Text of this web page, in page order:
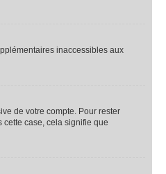
inaccessibles aux
de votre compte. Pour rester
cette case, cela signifie que